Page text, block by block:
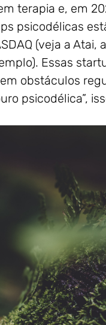
terapia e, em
psicodélicas
(veja a Atai,
Essas
obstáculos
psicodélica”,